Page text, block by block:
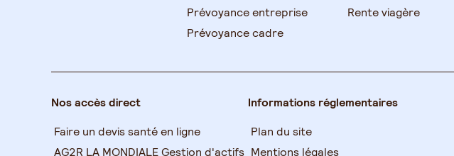
Prévoyance entreprise
Prévoyance cadre
Rente viagère
Nos accès direct
Faire un devis santé en ligne
AG2R LA MONDIALE Gestion d'actifs
Informations réglementaires
Plan du site
Mentions légales